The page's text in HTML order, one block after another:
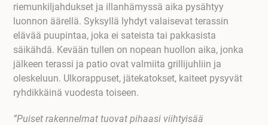
riemunkiljahdukset ja illanhämyssä aika pysähtyy
luonnon äärellä. Syksyllä lyhdyt valaisevat terassin
elävää puupintaa, joka ei sateista tai pakkasista
säikähdä. Kevään tullen on nopean huollon aika, jonka
jälkeen terassi ja patio ovat valmiita grillijuhliin ja
oleskeluun. Ulkorappuset, jätekatokset, kaiteet pysyvät
ryhdikkäinä vuodesta toiseen.
”Puiset rakennelmat tuovat pihaasi viihtyisää